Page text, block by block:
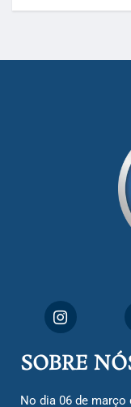
SOBRE
No dia 06 de